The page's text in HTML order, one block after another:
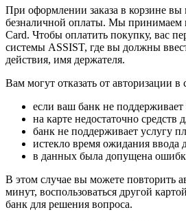
При оформлении заказа в корзине вы
безналичной оплаты. Мы принимаем
Card. Чтобы оплатить покупку, вас
системы ASSIST, где вы должны
действия, имя держателя.
Вам могут отказать от авторизации в
если ваш банк не
на карте недостаточно средств
банк не поддерживает услугу
истекло время ожидания ввода
в данных была допущена
В этом случае вы можете повторить
минут, воспользоваться другой
банк для решения вопроса.